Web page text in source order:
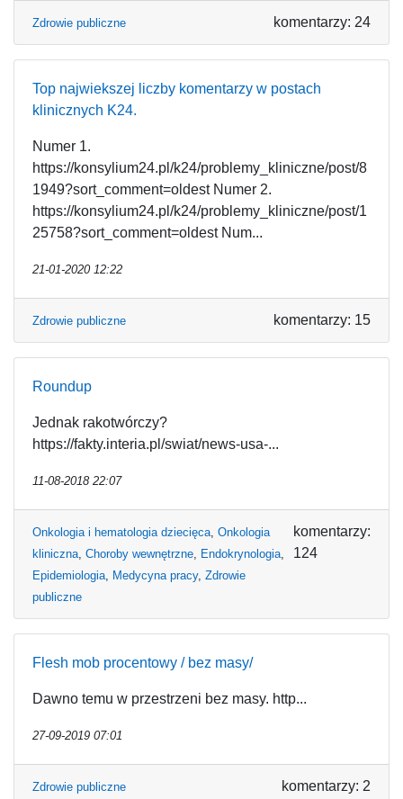
Zdrowie publiczne komentarzy: 24
Top najwiekszej liczby komentarzy w postach
klinicznych K24.
Numer 1.
https://konsylium24.pl/k24/problemy_kliniczne/post/8
1949?sort_comment=oldest Numer 2.
https://konsylium24.pl/k24/problemy_kliniczne/post/1
25758?sort_comment=oldest Num...
21-01-2020 12:22
Zdrowie publiczne komentarzy: 15
Roundup
Jednak rakotwórczy?
https://fakty.interia.pl/swiat/news-usa-...
11-08-2018 22:07
Onkologia i hematologia dziecięca, Onkologia
kliniczna, Choroby wewnętrzne, Endokrynologia,
Epidemiologia, Medycyna pracy, Zdrowie
publiczne
komentarzy:
124
Flesh mob procentowy / bez masy/
Dawno temu w przestrzeni bez masy. http...
27-09-2019 07:01
Zdrowie publiczne komentarzy: 2